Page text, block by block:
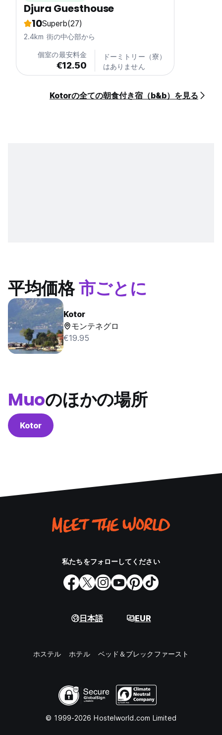
Djura Guesthouse
10Superb(27)
2.4km 街の中心部から
個室の最安料金
€12.50
ドーミトリー（寮）
はありません
Kotorの全ての朝食付き宿（b&b）を見る
平均価格市ごとに
Kotor
モンテネグロ
€19.95
Muoのほかの場所
Kotor
私たちをフォローしてください
日本語 EUR
ホステル ホテル ベッド＆ブレックファースト
© 1999-2026 Hostelworld.com Limited